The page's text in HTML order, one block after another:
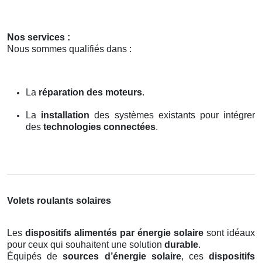
Nos services :
Nous sommes qualifiés dans :
La réparation des moteurs.
La installation des systèmes existants pour intégrer
des technologies connectées.
Volets roulants solaires
Les dispositifs alimentés par énergie solaire sont idéaux
pour ceux qui souhaitent une solution durable.
Équipés desources d’énergie solaire, cesdispositifs